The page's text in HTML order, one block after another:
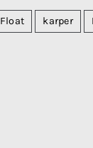
Float karper